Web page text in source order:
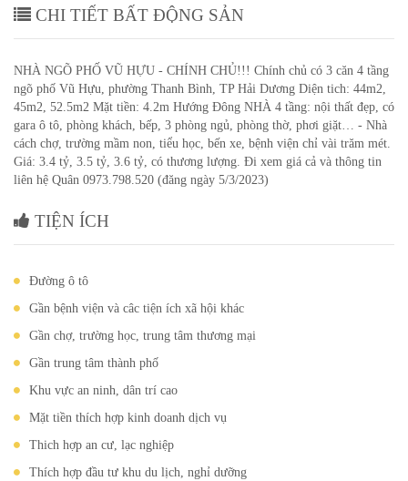
CHI TIẾT BẤT ĐỘNG SẢN
NHÀ NGÕ PHỐ VŨ HỰU - CHÍNH CHỦ!!! Chính chủ có 3 căn 4 tầng
ngõ phố Vũ Hựu, phường Thanh Bình, TP Hải Dương Diện tich: 44m2,
45m2, 52.5m2 Mặt tiền: 4.2m Hướng Đông NHÀ 4 tầng: nội thất đẹp, có
gara ô tô, phòng khách, bếp, 3 phòng ngủ, phòng thờ, phơi giặt… - Nhà
cách chợ, trường mầm non, tiểu học, bến xe, bệnh viện chỉ vài trăm mét.
Giá: 3.4 tỷ, 3.5 tỷ, 3.6 tỷ, có thương lượng. Đi xem giá cả và thông tin
liên hệ Quân 0973.798.520 (đăng ngày 5/3/2023)
TIỆN ÍCH
Đường ô tô
Gần bệnh viện và câc tiện ích xã hội khác
Gần chợ, trường học, trung tâm thương mại
Gần trung tâm thành phố
Khu vực an ninh, dân trí cao
Mặt tiền thích hợp kinh doanh dịch vụ
Thich hợp an cư, lạc nghiệp
Thích hợp đầu tư khu du lịch, nghỉ dưỡng